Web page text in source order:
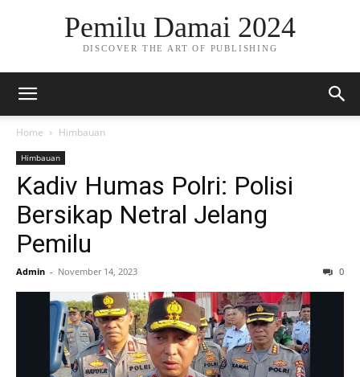
Pemilu Damai 2024
DISCOVER THE ART OF PUBLISHING
Home Himbauan
Himbauan
Kadiv Humas Polri: Polisi
Bersikap Netral Jelang
Pemilu
Admin - November 14, 2023 0